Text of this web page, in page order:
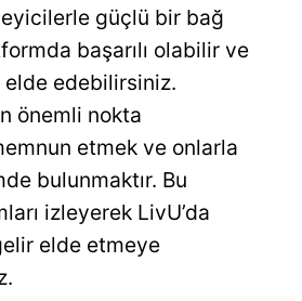
güçlü bir bağ
başarılı olabilir ve
edebilirsiniz.
önemli nokta
etmek ve onlarla
bulunmaktır. Bu
izleyerek LivU’da
elde etmeye